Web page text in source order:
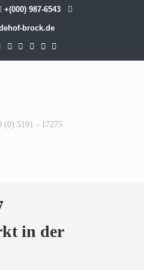
+(000) 987-6543
brock.de
(0) 5191 - 17275
in der